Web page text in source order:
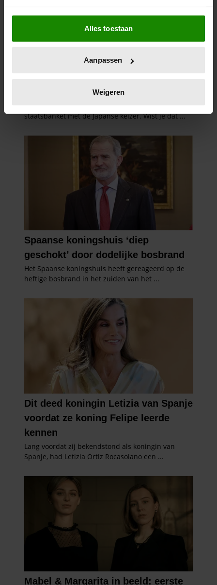
Als u het toestaat, willen we ook graag:
Informatie verzamelen over uw geografische
locatie, die tot een paar meter nauwkeurig kan zijn
scannen op specifieke eigenschappen (fingerprinting)
verwerkt en stel uw voorkeuren in het
intrekken in de Cookieverklaring.
We gebruiken cookies om content en advertenties te
personaliseren, om functies voor social media te bieden
en om ons websiteverkeer te analyseren. Ook delen we
informatie over uw gebruik van onze site met onze
partners voor social media, adverteren en analyse. Deze
partners kunnen deze gegevens combineren met andere
informatie die u aan ze heeft verstrekt of die ze hebben
verzameld op basis van uw gebruik van hun services. U
gaat akkoord met onze cookies als u onze website blijft
gebruiken.
Alles toestaan
Aanpassen
Weigeren